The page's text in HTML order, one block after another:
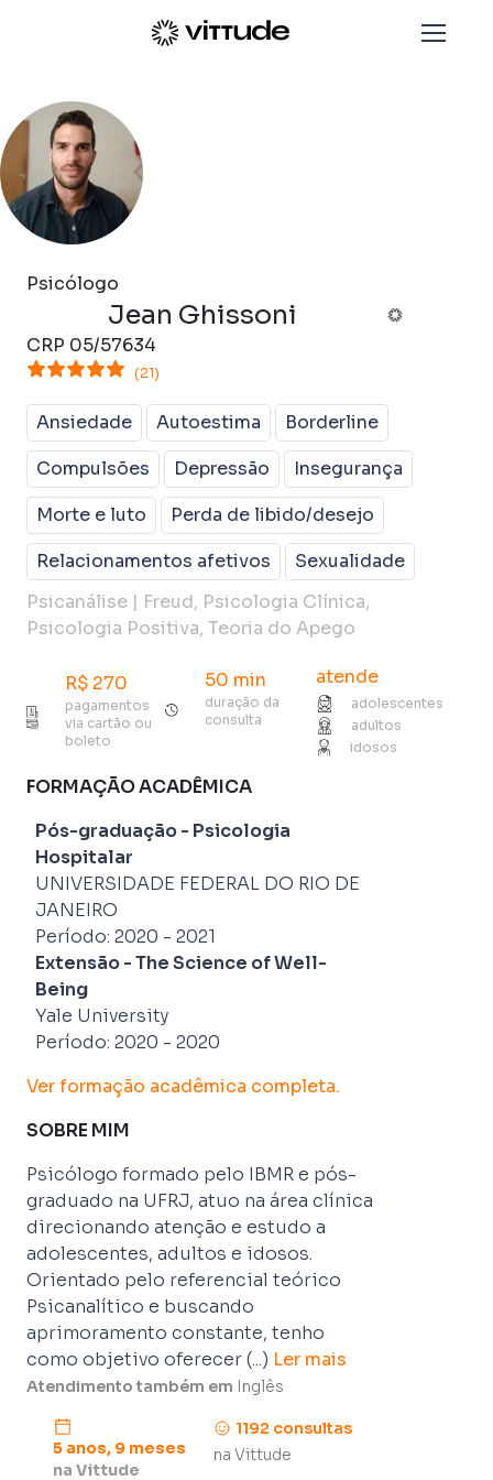
Psicólogo
Jean Ghissoni
CRP 05/57634
(21)
Ansiedade Autoestima
Borderline
Compulsões
Depressão
Insegurança
Morte e luto
Perda de libido/desejo
Relacionamentos afetivos
Sexualidade
Psicanálise | Freud, Psicologia Clínica,
Psicologia Positiva, Teoria do Apego
R$ 270
pagamentos
via cartão ou
boleto
50 min
duração da
consulta
atende
adolescentes
adultos
idosos
FORMAÇÃO ACADÊMICA
Pós-graduação- Psicologia
Hospitalar
UNIVERSIDADE FEDERAL DO RIO DE
JANEIRO
Período: 2020 - 2021
Extensão-The Science of Well-
Being
Yale University
Período: 2020 - 2020
Ver formação acadêmica completa.
SOBRE MIM
Psicólogo formado pelo IBMR e pós-
graduado na UFRJ, atuo na área clínica
direcionando atenção e estudo a
adolescentes, adultos e idosos.
Orientado pelo referencial teórico
Psicanalítico e buscando
aprimoramento constante, tenho
como objetivo oferecer (...) Ler mais
Atendimento também em Inglês
5 anos, 9 meses
na Vittude
1192 consultas
na Vittude